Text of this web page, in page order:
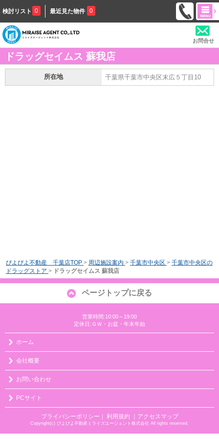
検討リスト 0 最近見た物件 0
お問合せ
ドラッグセイムス 蘇我店
所在地 千葉県千葉市中央区末広５丁目10
ぴよぴよ不動産 千葉店TOP > 周辺施設案内 > 千葉市中央区 > 千葉市中央区の
ドラッグストア > ドラッグセイムス 蘇我店
ページトップに戻る
営業時間:10:00～19:00
定休日:ＧＷ・お盆・年末年始
ホーム
会社概要
お問い合わせ
PCサイト
プライバシーポリシー ｜ 利用規約 ｜アクセスマップ
Copyright(c) ぴよぴよ不動産ミライズエージェント株式会社 All rights reserved.